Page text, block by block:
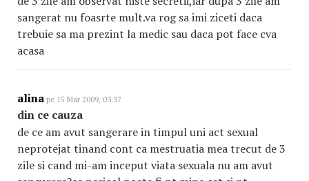
sangerat nu foasrte mult.va rog sa imi ziceti daca
trebuie sa ma prezint la medic sau daca pot face cva
acasa
alina pe 15 Mar 2009, 03:37
din ce cauza
de ce am avut sangerare in timpul uni act sexual
neprotejat tinand cont ca mestruatia mea trecut de 3
zile si cand mi-am inceput viata sexuala nu am avut